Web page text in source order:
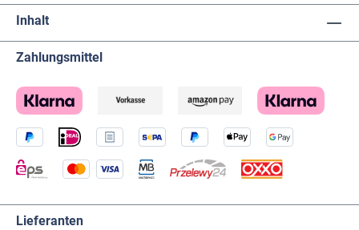
Inhalt
Zahlungsmittel
Lieferanten